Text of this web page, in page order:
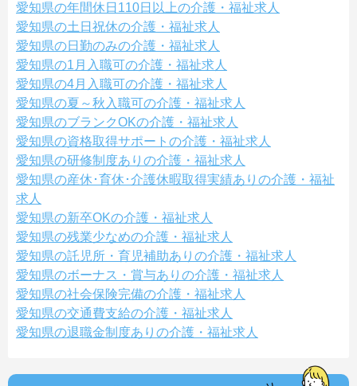
愛知県の年間休日110日以上の介護・福祉求人
愛知県の土日祝休の介護・福祉求人
愛知県の日勤のみの介護・福祉求人
愛知県の1月入職可の介護・福祉求人
愛知県の4月入職可の介護・福祉求人
愛知県の夏～秋入職可の介護・福祉求人
愛知県のブランクOKの介護・福祉求人
愛知県の資格取得サポートの介護・福祉求人
愛知県の研修制度ありの介護・福祉求人
愛知県の産休･育休･介護休暇取得実績ありの介護・福祉
求人
愛知県の新卒OKの介護・福祉求人
愛知県の残業少なめの介護・福祉求人
愛知県の託児所・育児補助ありの介護・福祉求人
愛知県のボーナス・賞与ありの介護・福祉求人
愛知県の社会保険完備の介護・福祉求人
愛知県の交通費支給の介護・福祉求人
愛知県の退職金制度ありの介護・福祉求人